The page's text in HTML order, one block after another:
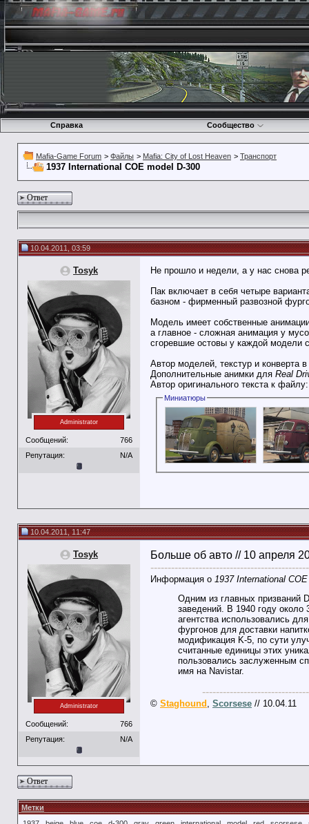
Справка Сообщество
Mafia-Game Forum > Файлы > Mafia: City of Lost Heaven > Транспорт
1937 International COE model D-300
Ответ
10.04.2011, 03:59
Tosyk
Administrator
Сообщений:
766
Репутация:
N/A
Не прошло и недели, а у нас снова
Пак включает в себя четыре
базном - фирменный развозной
Модель имеет собственные
а главное - сложная анимация у
сгоревшие остовы у каждой модели
Автор моделей, текстур и конверта
Дополнительные анимки для Real
Автор оригинального текста к
Миниатюры
10.04.2011, 11:47
Tosyk
Administrator
Сообщений:
766
Репутация:
N/A
Больше об авто // 10 апреля
Информация о 1937 International
Одним из главных призваний
заведений. В 1940 году
агентства использовались
фургонов для доставки
модификация K-5, по сути
считанные единицы этих
пользовались заслуженным
имя на Navistar.
© Staghound Scorsese // 10.04.11
Ответ
Метки